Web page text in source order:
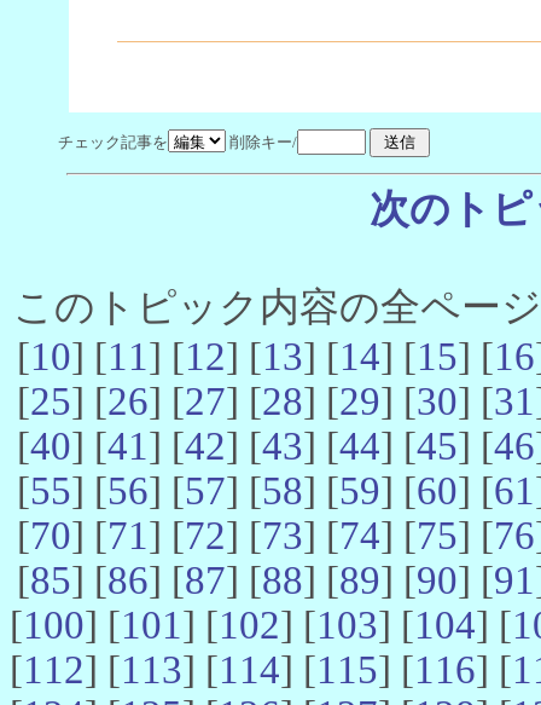
チェック記事を 削除キー/
次のト
このトピック内容の全ペー
[10] [11] [12] [13] [14] [15] [16
[25] [26] [27] [28] [29] [30] [31
[40] [41] [42] [43] [44] [45] [46
[55] [56] [57] [58] [59] [60] [61
[70] [71] [72] [73] [74] [75] [76
[85] [86] [87] [88] [89] [90] [91
[100] [101] [102] [103] [104] [
[112] [113] [114] [115] [116] [